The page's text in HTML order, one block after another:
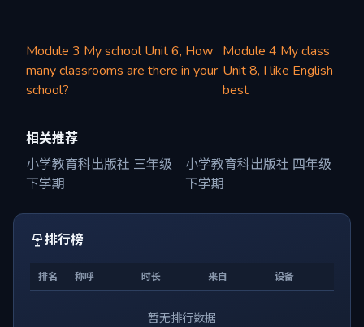
Module 3 My school Unit 6, How
many classrooms are there in your
school?
Module 4 My class
Unit 8, I like English
best
相关推荐
小学教育科出版社 三年级
下学期
小学教育科出版社 四年级
下学期
排行榜
排名 称呼 时长 来自 设备
暂无排行数据